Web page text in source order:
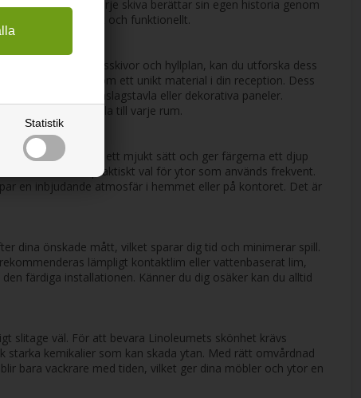
Statistik
unika uttryck. Varje skiva berättar sin egen historia genom
är både sinnligt och funktionellt.
möbler som bordsskivor och hyllplan, kan du utforska dess
känsla, eller som ett unikt material i din reception. Dess
minimalistisk anslagstavla eller dekorativa paneler.
naturlig känsla till varje rum.
ljuset på ett mjukt sätt och ger färgerna ett djup
till ett praktiskt val för ytor som används frekvent.
en inbjudande atmosfär i hemmet eller på kontoret. Det är
dina önskade mått, vilket sparar dig tid och minimerar spill.
lämpligt kontaktlim eller vattenbaserat lim,
färdiga installationen. Känner du dig osäker kan du alltid
slitage väl. För att bevara Linoleumets skönhet krävs
kemikalier som kan skada ytan. Med rätt omvårdnad
bara vackrare med tiden, vilket ger dina möbler och ytor en